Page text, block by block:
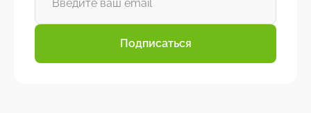
Подписаться